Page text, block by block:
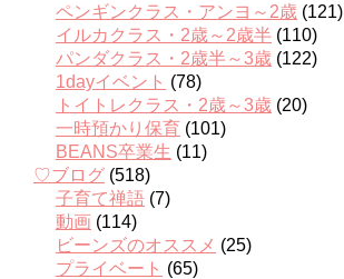
ペンギンクラス・アンヨ～2歳 (121)
イルカクラス・2歳～2歳半 (110)
パンダクラス・2歳半～3歳 (122)
1dayイベント (78)
トイトレクラス・2歳～3歳 (20)
一時預かり保育 (101)
BEANS卒業生 (11)
♡ブログ (518)
子育て禅語 (7)
動画 (114)
ビーンズのオススメ (25)
プライベート (65)